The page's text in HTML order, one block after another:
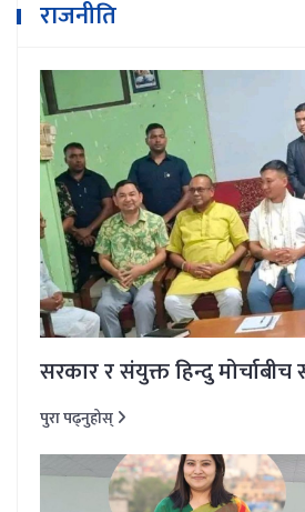
राजनीति
सरकार र संयुक्त हिन्दु
पुरा पढ्नुहोस्